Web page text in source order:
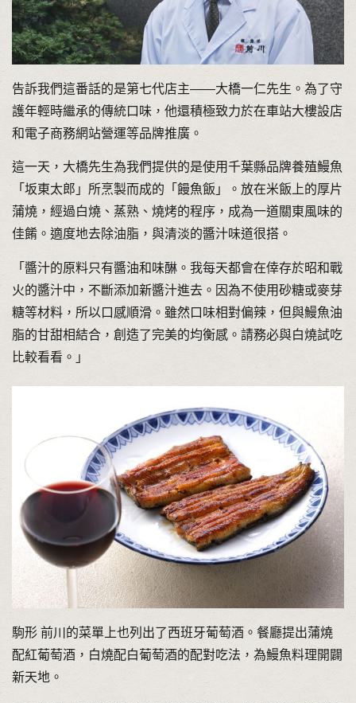
告訴我們這番話的是第七代店主——大橋一仁先生。為了守
護年輕時繼承的傳統口味，他還積極致力於在車站大樓設店
和電子商務網站營運等品牌推廣。
這一天，大橋先生為我們提供的是使用千葉縣品牌養殖鰻魚
「坂東太郎」所烹製而成的「饅魚飯」。放在米飯上的厚片
蒲燒，經過白燒、蒸熟、燒烤的程序，成為一道關東風味的
佳餚。適度地去除油脂，與清淡的醬汁味道很搭。
「醬汁的原料只有醬油和味醂。我每天都會在倖存於昭和戰
火的醬汁中，不斷添加新醬汁進去。因為不使用砂糖或麥芽
糖等材料，所以口感順滑。雖然口味相對偏辣，但與鰻魚油
脂的甘甜相結合，創造了完美的均衡感。請務必與白燒試吃
比較看看。」
駒形 前川的菜單上也列出了西班牙葡萄酒。餐廳提出蒲燒
配紅葡萄酒，白燒配白葡萄酒的配對吃法，為鰻魚料理開闢
新天地。